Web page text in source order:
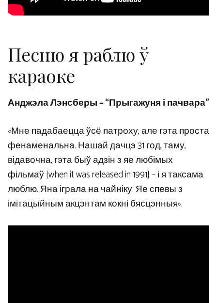
Песню я раблю ў
караоке
Анджэла Лэнсберы – “Прыгажуня і пачвара”
«Мне падабаецца ўсё патроху, але гэта проста
фенаменальна. Нашай дачцэ 31 год, таму,
відавочна, гэта быў адзін з яе любімых
фільмаў [when it was released in 1991] – і я таксама
люблю. Яна іграла на чайніку. Яе спевы з
імітацыйным акцэнтам кокні бясцэнныя».